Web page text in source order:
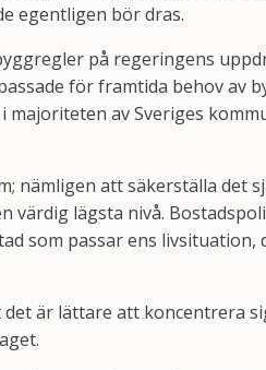
egentligen bör dras.
på regeringens
för framtida behov av
av Sveriges
nämligen att säkerställa det
värdig lägsta nivå.
som passar ens livsituation,
är lättare att koncentrera